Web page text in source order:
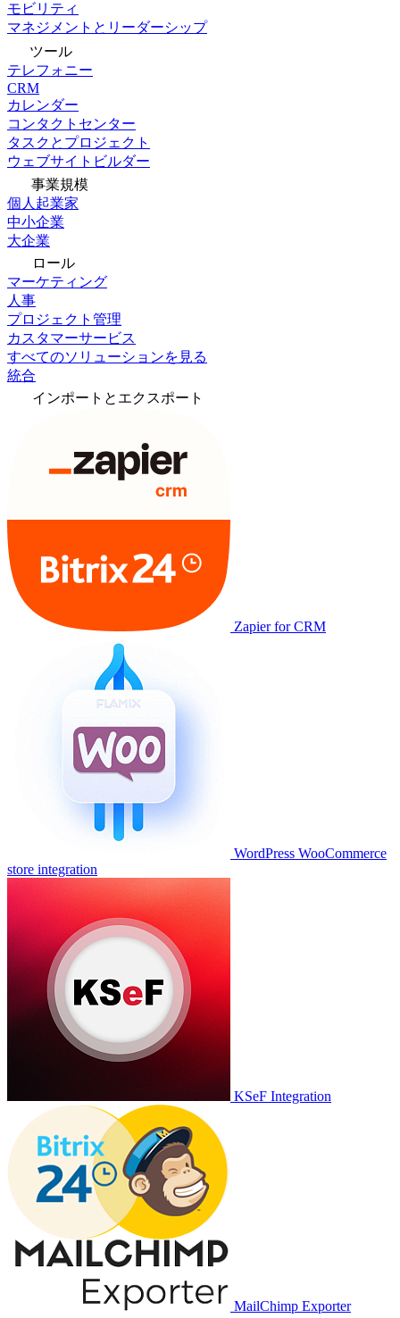
モビリティ
マネジメントとリーダーシップ
ツール
テレフォニー
CRM
カレンダー
コンタクトセンター
タスクとプロジェクト
ウェブサイトビルダー
事業規模
個人起業家
中小企業
大企業
ロール
マーケティング
人事
プロジェクト管理
カスタマーサービス
すべてのソリューションを見る
統合
インポートとエクスポート
Zapier for CRM
WordPress WooCommerce
store integration
KSeF Integration
MailChimp Exporter